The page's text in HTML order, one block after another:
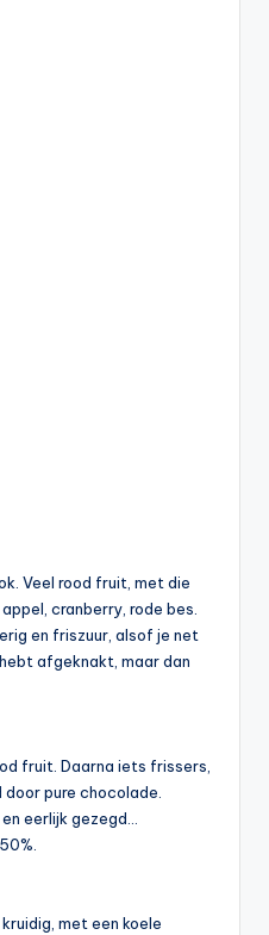
Veel rood fruit, met die
cranberry, rode bes.
en friszuur, alsof je net
afgeknakt, maar dan
fruit. Daarna iets frissers,
pure chocolade.
eerlijk gezegd…
met een koele